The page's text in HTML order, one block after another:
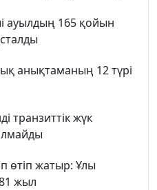
ауылдың 165 қойын
анықтаманың 12 түрі
транзиттік жүк
өтіп жатыр: Ұлы
жыл